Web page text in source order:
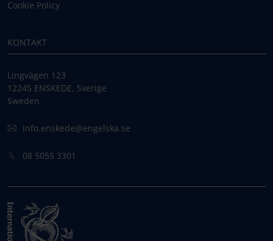
Cookie Policy
KONTAKT
Lingvägen 123
12245 ENSKEDE, Sverige
Sweden
info.enskede@engelska.se
08 5055 3301